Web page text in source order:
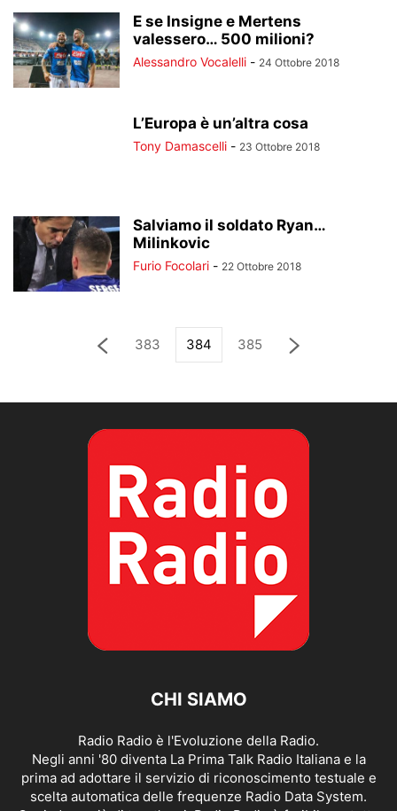
E se Insigne e Mertens
valessero… 500 milioni?
Alessandro Vocalelli - 24 Ottobre 2018
L’Europa è un’altra cosa
Tony Damascelli - 23 Ottobre 2018
Salviamo il soldato Ryan…
Milinkovic
Furio Focolari - 22 Ottobre 2018
383 384 385
CHI SIAMO
Radio Radio è l'Evoluzione della Radio.
Negli anni '80 diventa La Prima Talk Radio Italiana e la
prima ad adottare il servizio di riconoscimento testuale e
scelta automatica delle frequenze Radio Data System.